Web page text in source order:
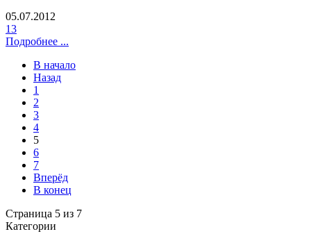
05.07.2012
13
Подробнее ...
В начало
Назад
1
2
3
4
5
6
7
Вперёд
В конец
Страница 5 из 7
Категории